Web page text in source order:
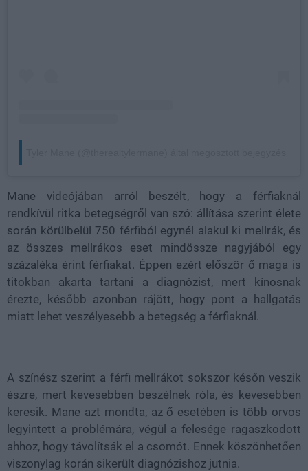
Mane videójában arról beszélt, hogy a férfiaknál
rendkívül ritka betegségről van szó: állítása szerint élete
során körülbelül 750 férfiból egynél alakul ki mellrák, és
az összes mellrákos eset mindössze nagyjából egy
százaléka érint férfiakat. Éppen ezért először ő maga is
titokban akarta tartani a diagnózist, mert kínosnak
érezte, később azonban rájött, hogy pont a hallgatás
miatt lehet veszélyesebb a betegség a férfiaknál.
A színész szerint a férfi mellrákot sokszor későn veszik
észre, mert kevesebben beszélnek róla, és kevesebben
keresik. Mane azt mondta, az ő esetében is több orvos
legyintett a problémára, végül a felesége ragaszkodott
ahhoz, hogy távolítsák el a csomót. Ennek köszönhetően
viszonylag korán sikerült diagnózishoz jutnia.